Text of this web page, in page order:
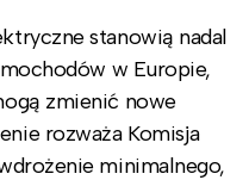
stanowią nadal
w Europie,
zmienić nowe
rozważa Komisja
minimalnego,